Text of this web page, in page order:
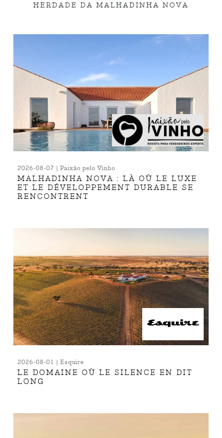
HERDADE DA MALHADINHA NOVA
2026-08-07 | Paixão pelo Vinho
MALHADINHA NOVA : LÀ OÙ LE LUXE
ET LE DÉVELOPPEMENT DURABLE SE
RENCONTRENT
2026-08-01 | Esquire
LE DOMAINE OÙ LE SILENCE EN DIT
LONG